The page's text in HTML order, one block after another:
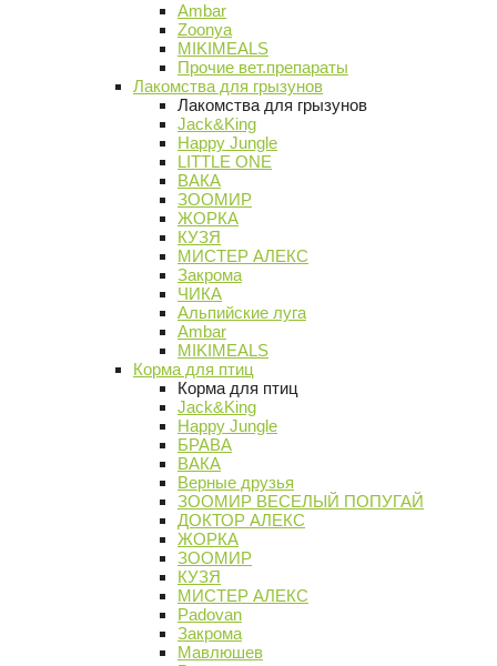
Ambar
Zoonya
MIKIMEALS
Прочие вет.препараты
Лакомства для грызунов
Лакомства для грызунов
Jack&King
Happy Jungle
LITTLE ONE
ВАКА
ЗООМИР
ЖОРКА
КУЗЯ
МИСТЕР АЛЕКС
Закрома
ЧИКА
Альпийские луга
Ambar
MIKIMEALS
Корма для птиц
Корма для птиц
Jack&King
Happy Jungle
БРАВА
ВАКА
Верные друзья
ЗООМИР ВЕСЕЛЫЙ ПОПУГАЙ
ДОКТОР АЛЕКС
ЖОРКА
ЗООМИР
КУЗЯ
МИСТЕР АЛЕКС
Padovan
Закрома
Мавлюшев